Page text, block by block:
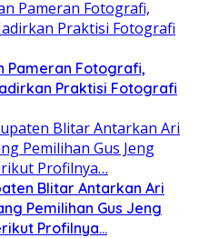
Pameran Fotografi,
Praktisi Fotografi
Blitar Antarkan Ari
Pemilihan Gus Jeng
Profilnya…